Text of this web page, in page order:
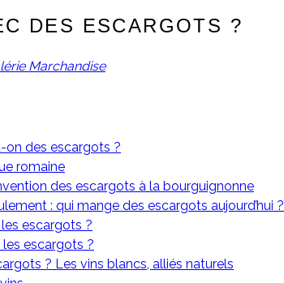
DES ESCARGOTS ?
Marchandise
des escargots ?
romaine
des escargots à la bourguignonne
: qui mange des escargots aujourd’hui ?
escargots ?
escargots ?
? Les vins blancs, alliés naturels